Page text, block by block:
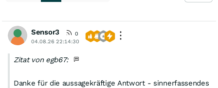
Sensor3
0
04.08.26 22:14:30
Zitat von egb67:
Danke für die aussagekräftige Antwort - sinnerfassendes